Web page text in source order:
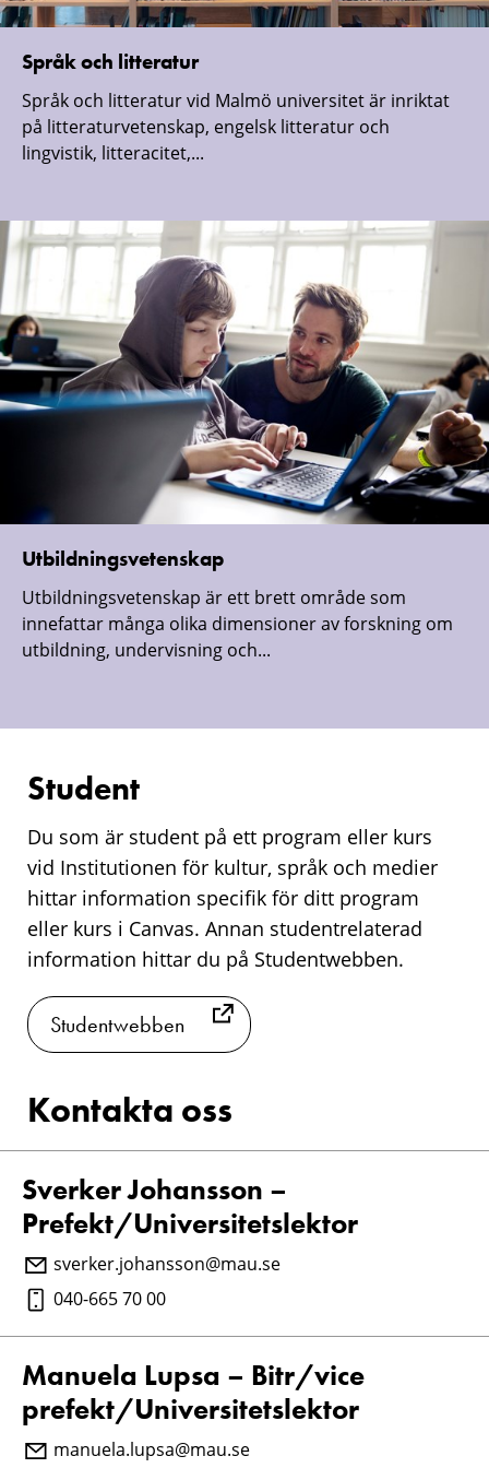
Språk och litteratur
Språk och litteratur vid Malmö universitet är inriktat
på litteraturvetenskap, engelsk litteratur och
lingvistik, litteracitet,...
Utbildningsvetenskap
Utbildningsvetenskap är ett brett område som
innefattar många olika dimensioner av forskning om
utbildning, undervisning och...
Student
Du som är student på ett program eller kurs
vid Institutionen för kultur, språk och medier
hittar information specifik för ditt program
eller kurs i Canvas. Annan studentrelaterad
information hittar du på Studentwebben.
Studentwebben
Kontakta oss
Sverker Johansson –
Prefekt/Universitetslektor
sverker.johansson@mau.se
040-665 70 00
Manuela Lupsa – Bitr/vice
prefekt/Universitetslektor
manuela.lupsa@mau.se